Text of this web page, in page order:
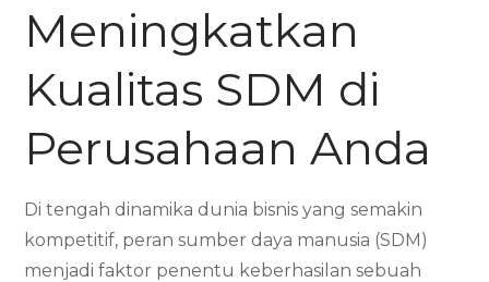
Meningkatkan
Kualitas SDM di
Perusahaan Anda
Di tengah dinamika dunia bisnis yang semakin
kompetitif, peran sumber daya manusia (SDM)
menjadi faktor penentu keberhasilan sebuah